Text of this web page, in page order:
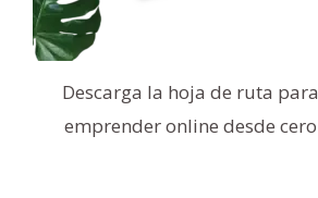
Descarga la hoja de ruta para
emprender online desde cero